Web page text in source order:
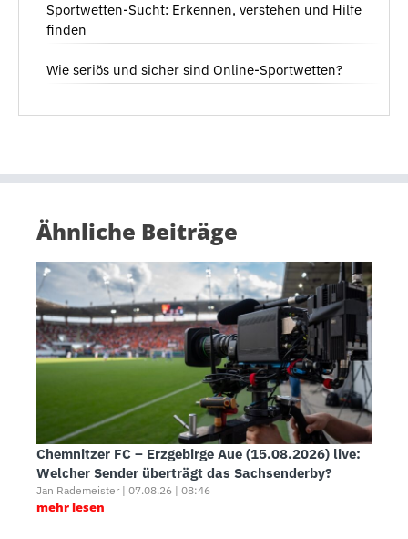
Sportwetten-Sucht: Erkennen, verstehen und Hilfe
finden
Wie seriös und sicher sind Online-Sportwetten?
Ähnliche Beiträge
Chemnitzer FC – Erzgebirge Aue (15.08.2026) live:
Welcher Sender überträgt das Sachsenderby?
Jan Rademeister | 07.08.26 | 08:46
mehr lesen